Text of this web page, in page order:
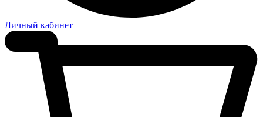
Личный кабинет